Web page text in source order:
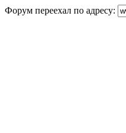
Форум переехал по адресу: